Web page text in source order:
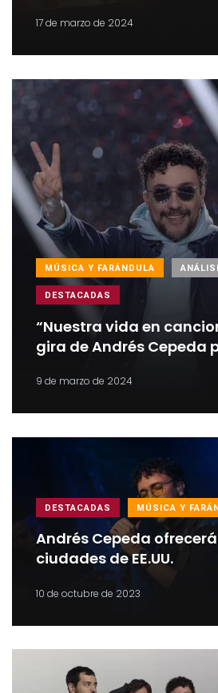
17 de marzo de 2024
MÚSICA Y FARÁNDULA
DESTACADAS
“Nuestra vida en
gira de Andrés Cepeda
9 de marzo de 2024
DESTACADAS MÚSICA Y
Andrés Cepeda
ciudades de EE.UU.
10 de octubre de 2023